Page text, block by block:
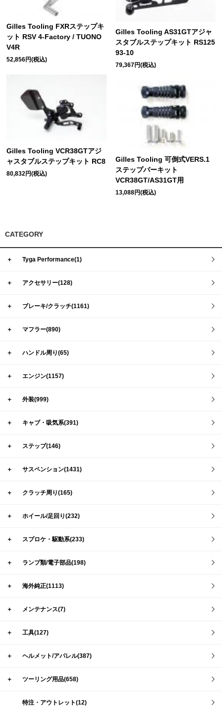
Gilles Tooling FXRステップキ
ット RSV 4-Factory / TUONO
V4R
52,856円(税込)
Gilles Tooling AS31GTアジャ
スタブルステップキット RS125
93-10
79,367円(税込)
Gilles Tooling VCR38GTアジ
ャスタブルステップキット RC8
80,832円(税込)
Gilles Tooling 可倒式VERS.1
ステップバーキット
VCR38GT/AS31GT用
13,088円(税込)
CATEGORY
＋ Tyga Performance(1)
＋ アクセサリー(128)
＋ ブレーキ/クラッチ(1161)
＋ マフラー(890)
＋ ハンドル周り(65)
＋ エンジン(1157)
＋ 外装(999)
＋ キャブ・吸気系(391)
＋ ステップ(146)
＋ サスペンション(1431)
＋ クラッチ周り(165)
＋ ホイール/足回り(232)
＋ スプロケ・駆動系(233)
＋ ランプ類/電子部品(198)
＋ 海外純正(1113)
＋ メンテナンス(7)
＋ 工具(127)
＋ ヘルメット/アパレル(387)
＋ ツーリング用品(658)
特注・アウトレット(12)